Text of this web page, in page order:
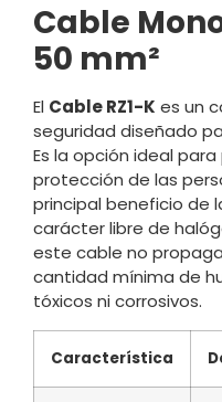
Cable
50 mm²
El Cable RZ1-K es un
seguridad diseñado
Es la opción ideal
protección de las
principal beneficio de
carácter libre de
este cable no
cantidad mínima de
tóxicos ni corrosivos.
Característica